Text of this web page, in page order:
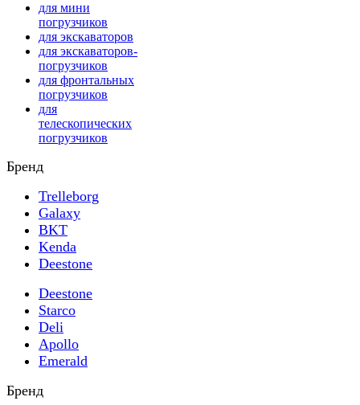
для мини
погрузчиков
для экскаваторов
для экскаваторов-
погрузчиков
для фронтальных
погрузчиков
для
телескопических
погрузчиков
Бренд
Trelleborg
Galaxy
BKT
Kenda
Deestone
Deestone
Starco
Deli
Apollo
Emerald
Бренд